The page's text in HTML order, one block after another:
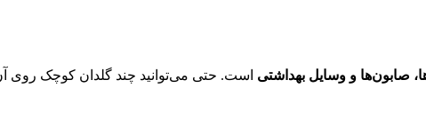
صابون‌ها و وسایل بهداشتی است. حتی می‌توانید چند گلدان کوچک روی آن